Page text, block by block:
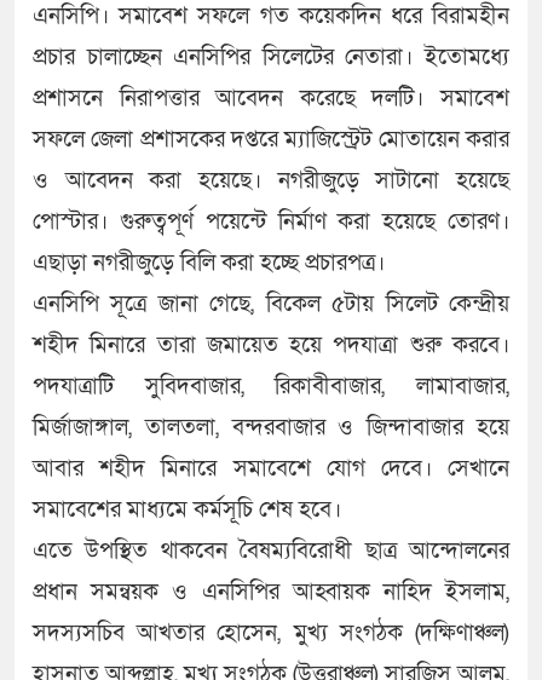
এনসিপি। সমাবেশ সফলে গত কয়েকদিন ধরে বিরামহীন
প্রচার চালাচ্ছেন এনসিপির সিলেটের নেতারা। ইতোমধ্যে
প্রশাসনে নিরাপত্তার আবেদন করেছে দলটি। সমাবেশ
সফলে জেলা প্রশাসকের দপ্তরে ম্যাজিস্ট্রেট মোতায়েন করার
ও আবেদন করা হয়েছে। নগরীজুড়ে সাটানো হয়েছে
পোস্টার। গুরুত্বপূর্ণ পয়েন্টে নির্মাণ করা হয়েছে তোরণ।
এছাড়া নগরীজুড়ে বিলি করা হচ্ছে প্রচারপত্র।
এনসিপি সূত্রে জানা গেছে, বিকেল ৫টায় সিলেট কেন্দ্রীয়
শহীদ মিনারে তারা জমায়েত হয়ে পদযাত্রা শুরু করবে।
পদযাত্রাটি সুবিদবাজার, রিকাবীবাজার, লামাবাজার,
মির্জাজাঙ্গাল, তালতলা, বন্দরবাজার ও জিন্দাবাজার হয়ে
আবার শহীদ মিনারে সমাবেশে যোগ দেবে। সেখানে
সমাবেশের মাধ্যমে কর্মসূচি শেষ হবে।
এতে উপস্থিত থাকবেন বৈষম্যবিরোধী ছাত্র আন্দোলনের
প্রধান সমন্বয়ক ও এনসিপির আহ্বায়ক নাহিদ ইসলাম,
সদস্যসচিব আখতার হোসেন, মুখ্য সংগঠক (দক্ষিণাঞ্চল)